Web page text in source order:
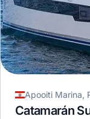
Apooiti Marina,
Catamarán